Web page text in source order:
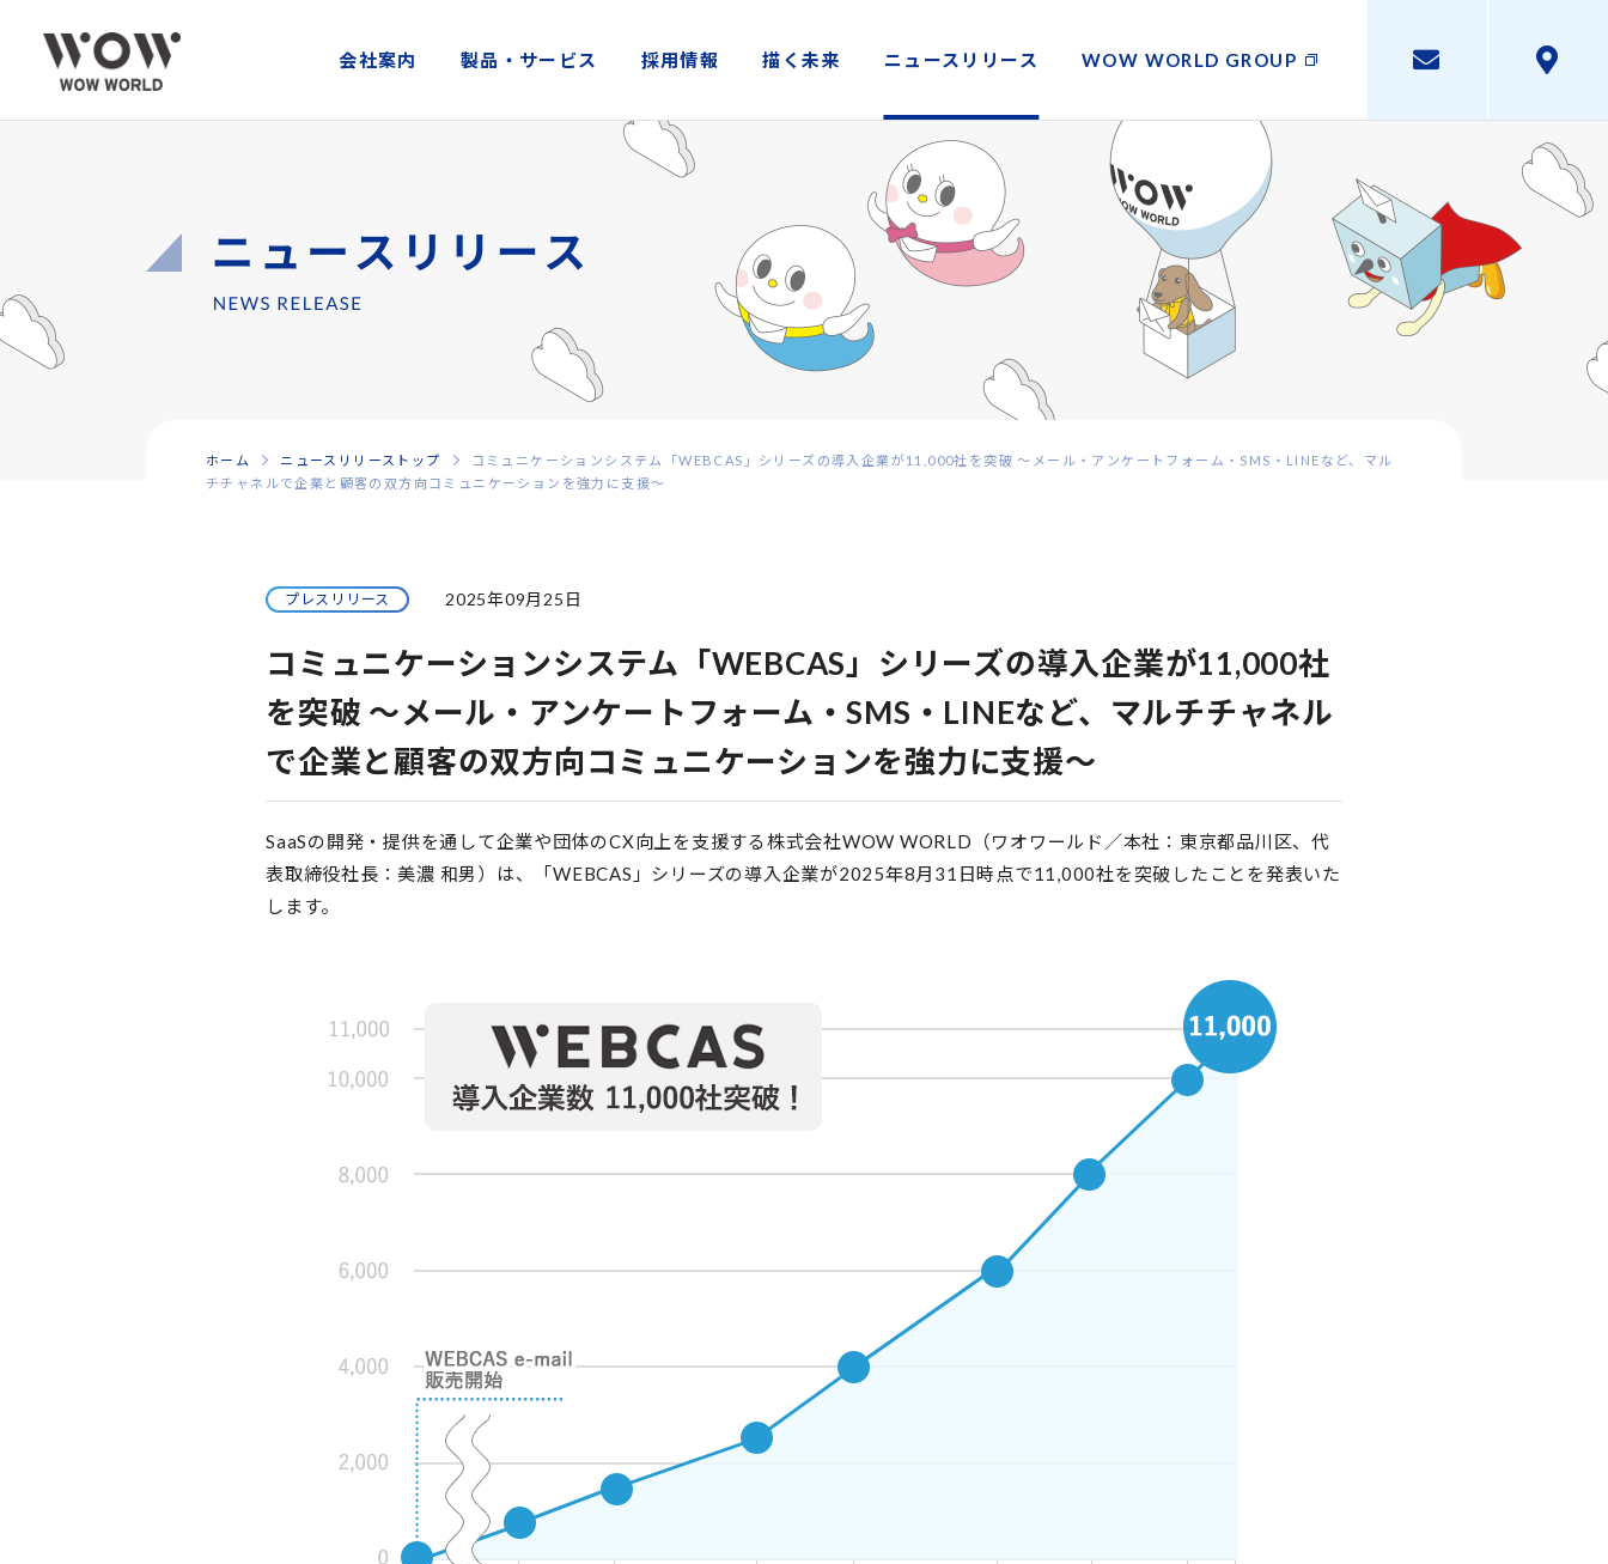
会社案内 製品・サービス 採用情報 描く未来 ニュースリリース WOW WORLD GROUP
ホーム ニュースリリーストップ
コミュニケーションシステム「WEBCAS」シリーズの導入企業が11,000社を突破 ～メール・アンケートフォーム・SMS・LINEなど、マル
チチャネルで企業と顧客の双方向コミュニケーションを強力に支援～
プレスリリース 2025年09月25日
コミュニケーションシステム「WEBCAS」シリーズの導入企業が11,000社
を突破 ～メール・アンケートフォーム・SMS・LINEなど、マルチチャネル
で企業と顧客の双方向コミュニケーションを強力に支援～
SaaSの開発・提供を通して企業や団体のCX向上を支援する株式会社WOW WORLD（ワオワールド／本社：東京都品川区、代
表取締役社長：美濃 和男）は、「WEBCAS」シリーズの導入企業が2025年8月31日時点で11,000社を突破したことを発表いた
します。